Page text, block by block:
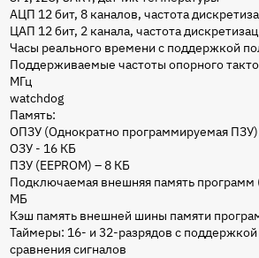
АЦП 12 бит, 8 каналов, частота
ЦАП 12 бит, 2 канала, частота
Часы реального времени с поддержкой
Поддерживаемые частоты опорного
МГц
watchdog
Память:
ОПЗУ (Однократно программируемая ПЗУ)
ОЗУ - 16 КБ
ПЗУ (EEPROM) – 8 КБ
Подключаемая внешняя память программ
МБ
Кэш память внешней шины памяти
Таймеры: 16- и 32-разрядов с
сравнения сигналов